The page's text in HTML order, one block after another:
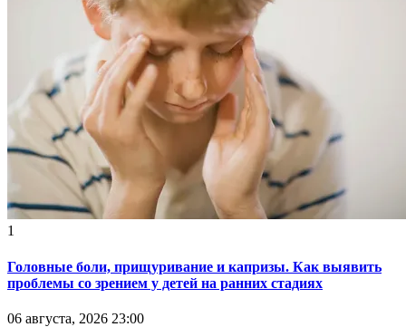
1
Головные боли, прищуривание и капризы. Как выявить
проблемы со зрением у детей на ранних стадиях
06 августа, 2026 23:00